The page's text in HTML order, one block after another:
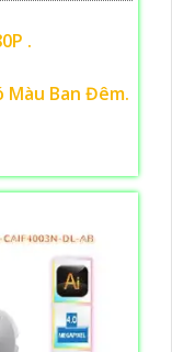
.
Màu Ban Đêm.